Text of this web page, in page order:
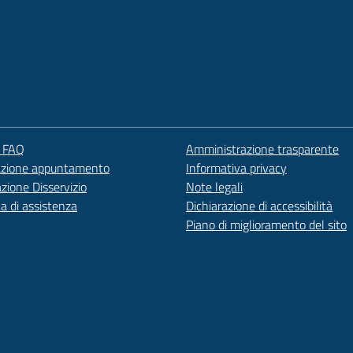
appuntamento
Disservizio
di assistenza
Amministrazione trasparente
Informativa privacy
Note legali
Dichiarazione di accessibilità
Piano di miglioramento del sito